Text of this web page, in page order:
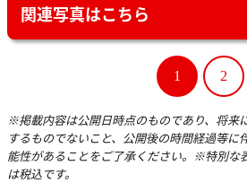
関連写真はこちら
1 2
※掲載内容は公開日時点のものであり、将来
するものでないこと、公開後の時間経過等に
能性があることをご了承ください。※特別な
は税込です。